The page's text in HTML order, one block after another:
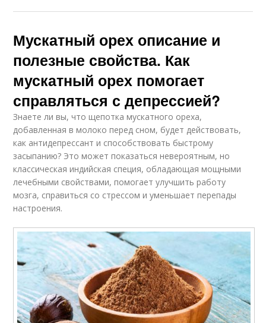
Мускатный орех описание и
полезные свойства. Как
мускатный орех помогает
справляться с депрессией?
Знаете ли вы, что щепотка мускатного ореха,
добавленная в молоко перед сном, будет действовать,
как антидепрессант и способствовать быстрому
засыпанию? Это может показаться невероятным, но
классическая индийская специя, обладающая мощными
лечебными свойствами, помогает улучшить работу
мозга, справиться со стрессом и уменьшает перепады
настроения.